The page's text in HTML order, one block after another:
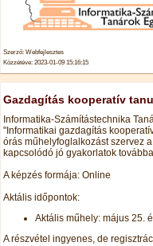
Szerző: Webfejlesztes
Közzétéve: 2023-01-09 15:16:15
Gazdagítás kooperatív
Informatika-Számítástechnika
"Informatikai gazdagítás
órás műhelyfoglalkozást szervez
kapcsolódó jó gyakorlatok
A képzés formája: Online
Aktális időpontok:
Aktális műhely: május 25.
A részvétel ingyenes, de